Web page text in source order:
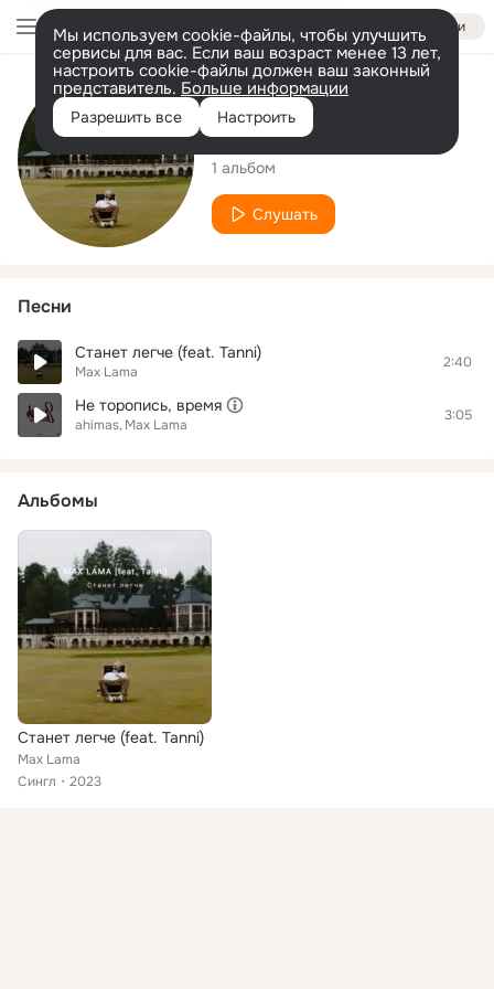
Войти
Мы используем cookie-файлы, чтобы улучшить
сервисы для вас. Если ваш возраст менее 13 лет,
настроить cookie-файлы должен ваш законный
представитель. Больше информации
Разрешить все Настроить
Исполнитель
Max Lama
1 альбом
Слушать
Песни
Станет легче (feat. Tanni)
Max Lama
2:40
Не торопись, время
ahimas Max Lama
3:05
Альбомы
Станет легче (feat. Tanni)
Max Lama
Сингл
2023